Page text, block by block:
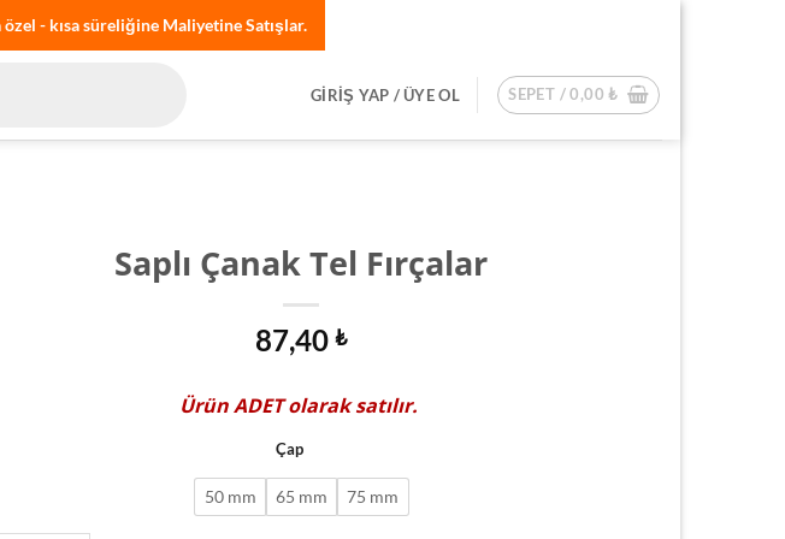
özel - kısa süreliğine Maliyetine Satışlar.
GIRIŞ YAP / ÜYE OL SEPET /0,00₺
Saplı Çanak Tel Fırçalar
87,40 ₺
ÜrünADETolarak satılır.
Çap
50 mm 65 mm 75 mm